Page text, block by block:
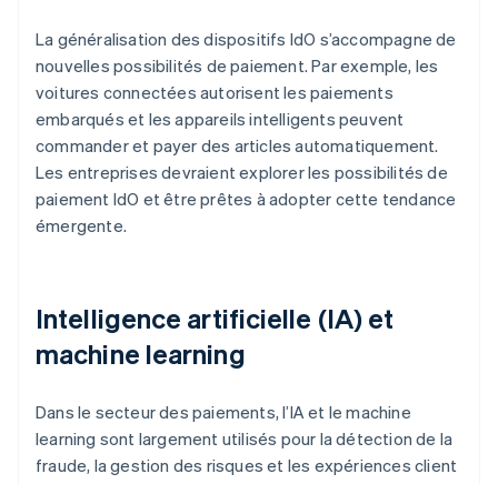
La généralisation des dispositifs IdO s’accompagne de
nouvelles possibilités de paiement. Par exemple, les
voitures connectées autorisent les paiements
embarqués et les appareils intelligents peuvent
commander et payer des articles automatiquement.
Les entreprises devraient explorer les possibilités de
paiement IdO et être prêtes à adopter cette tendance
émergente.
Intelligence artificielle (IA) et
machine learning
Dans le secteur des paiements, l’IA et le machine
learning sont largement utilisés pour la détection de la
fraude, la gestion des risques et les expériences client